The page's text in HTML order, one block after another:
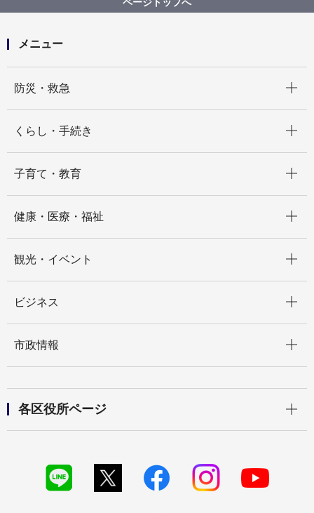
２品追加しました！～活動服や消防ヘルメットをアッ
メニュー
防災・救急
くらし・手続き
子育て・教育
健康・医療・福祉
観光・イベント
ビジネス
市政情報
各区役所ページ